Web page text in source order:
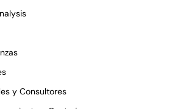
y Consultores